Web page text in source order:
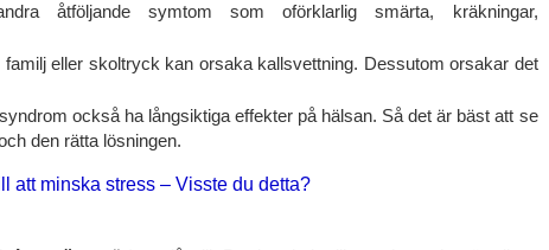
åtföljande symtom som oförklarlig smärta, kräkningar,
eller skoltryck kan orsaka kallsvettning. Dessutom orsakar det
också ha långsiktiga effekter på hälsan. Så det är bäst att se
den rätta lösningen.
att minska stress – Visste du detta?